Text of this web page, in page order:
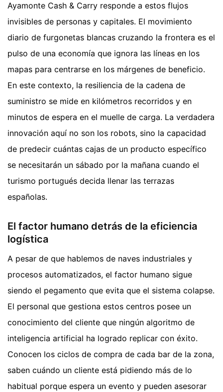
Ayamonte Cash & Carry responde a estos flujos
invisibles de personas y capitales. El movimiento
diario de furgonetas blancas cruzando la frontera es el
pulso de una economía que ignora las líneas en los
mapas para centrarse en los márgenes de beneficio.
En este contexto, la resiliencia de la cadena de
suministro se mide en kilómetros recorridos y en
minutos de espera en el muelle de carga. La verdadera
innovación aquí no son los robots, sino la capacidad
de predecir cuántas cajas de un producto específico
se necesitarán un sábado por la mañana cuando el
turismo portugués decida llenar las terrazas
españolas.
El factor humano detrás de la eficiencia
logística
A pesar de que hablemos de naves industriales y
procesos automatizados, el factor humano sigue
siendo el pegamento que evita que el sistema colapse.
El personal que gestiona estos centros posee un
conocimiento del cliente que ningún algoritmo de
inteligencia artificial ha logrado replicar con éxito.
Conocen los ciclos de compra de cada bar de la zona,
saben cuándo un cliente está pidiendo más de lo
habitual porque espera un evento y pueden asesorar